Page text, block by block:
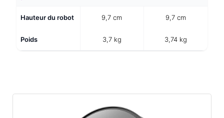
Hauteur du robot 9,7 cm 9,7 cm
Poids 3,7 kg 3,74 kg